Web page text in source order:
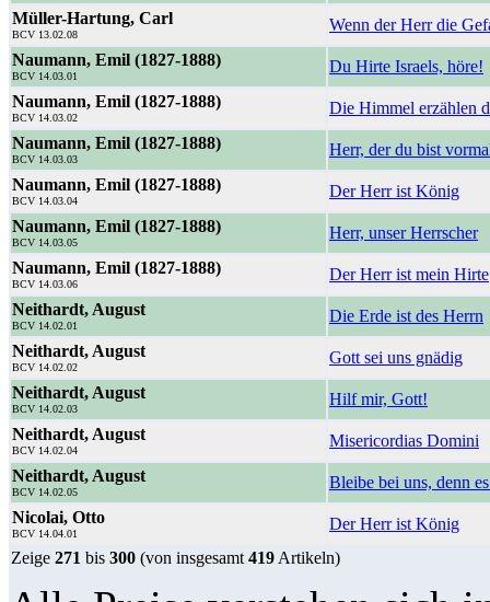
Müller-Hartung, Carl
BCV 13.02.08
Wenn der Herr die
Naumann, Emil (1827-1888)
BCV 14.03.01
Du Hirte Israels, höre!
Naumann, Emil (1827-1888)
BCV 14.03.02
Die Himmel erzählen
Naumann, Emil (1827-1888)
BCV 14.03.03
Herr, der du bist
Naumann, Emil (1827-1888)
BCV 14.03.04
Der Herr ist König
Naumann, Emil (1827-1888)
BCV 14.03.05
Herr, unser Herrscher
Naumann, Emil (1827-1888)
BCV 14.03.06
Der Herr ist mein Hirte
Neithardt, August
BCV 14.02.01
Die Erde ist des Herrn
Neithardt, August
BCV 14.02.02
Gott sei uns gnädig
Neithardt, August
BCV 14.02.03
Hilf mir, Gott!
Neithardt, August
BCV 14.02.04
Misericordias Domini
Neithardt, August
BCV 14.02.05
Bleibe bei uns, denn
Nicolai, Otto
BCV 14.04.01
Der Herr ist König
Zeige 271 bis 300 (von insgesamt 419 Artikeln)